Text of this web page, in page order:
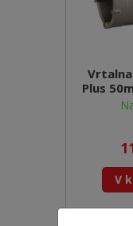
Vrtalna
Plus
V